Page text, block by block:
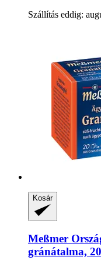
Szállítás eddig:
Kosár
Meßmer
gránátalma,